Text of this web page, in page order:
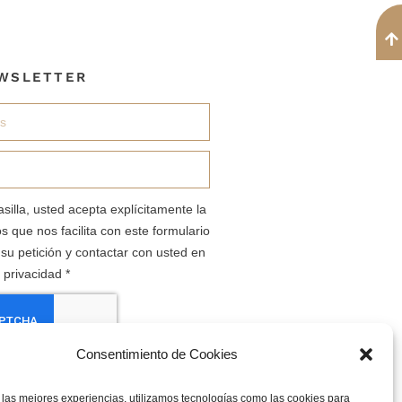
Consentimiento de Cookies
mejores experiencias, utilizamos tecnologías como las cookies para
usted acepta explícitamente la
que nos facilita con este formulario
petición y contactar con usted en
*